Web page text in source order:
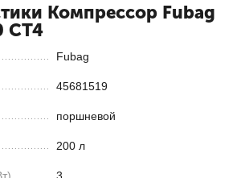
Компрессор Fubag
СТ4
Fubag
45681519
поршневой
200 л
3